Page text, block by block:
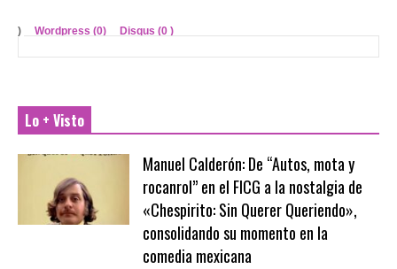
) Wordpress (0) Disqus (0 )
Lo + Visto
Manuel Calderón: De “Autos, mota y
rocanrol” en el FICG a la nostalgia de
«Chespirito: Sin Querer Queriendo»,
consolidando su momento en la
comedia mexicana